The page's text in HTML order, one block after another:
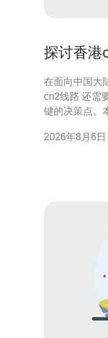
探讨香港
在面向中国大
cn2线路 还需
键的决策点。
迟、并发和可用性。 什么是香港CN2
2026年8月6日